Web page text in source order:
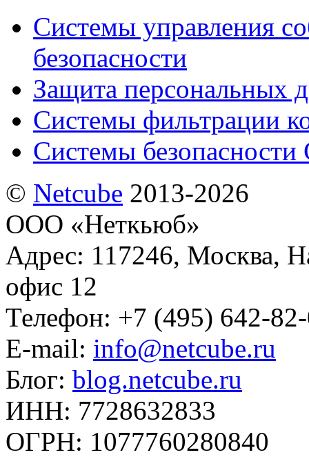
Системы управления
безопасности
Защита персональных
Системы фильтрации
Системы безопасности
© Netсube 2013-2026
ООО «Неткьюб»
Адрес: 117246, Москва,
офис 12
Телефон: +7 (495) 642-
E-mail: info@netcube.ru
Блог: blog.netcube.ru
ИНН: 7728632833
ОГРН: 1077760280840